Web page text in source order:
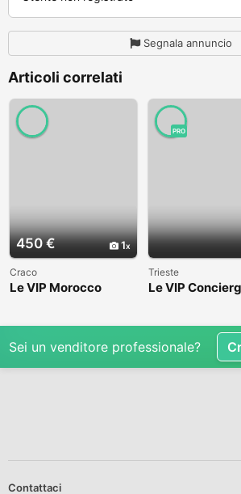
Segnala annuncio
Articoli correlati
450 € 1
Craco
Le VIP Morocco
PRO
Trieste
Le VIP
Sei un venditore professionale?
Contattaci